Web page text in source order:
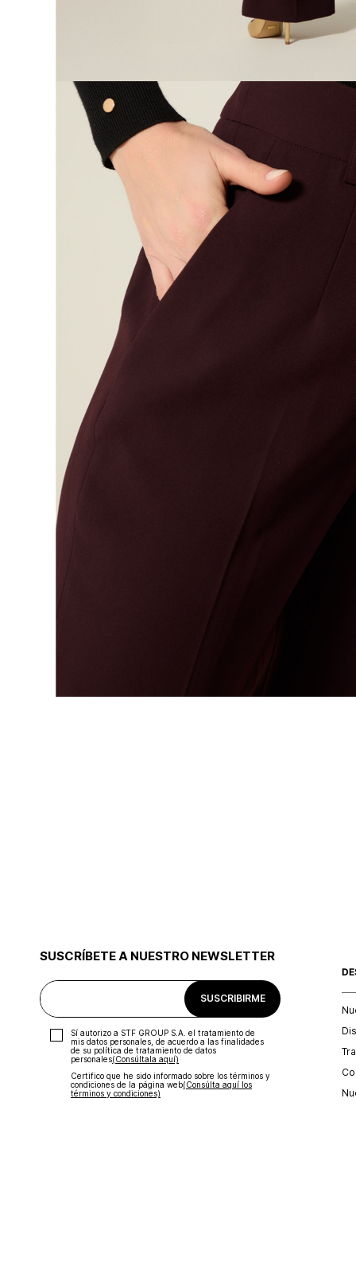
SUSCRÍBETE A NUESTRO NEWSLETTER
SUSCRIBIRME
Sí autorizo a STF GROUP S.A. el tratamiento de
mis datos personales, de acuerdo a las finalidades
de su política de tratamiento de datos
personales‎(Consúltala aquí)
Certifico que he sido informado sobre los términos y
condiciones de la página web‎(Consúlta aquí los
términos y condiciones)